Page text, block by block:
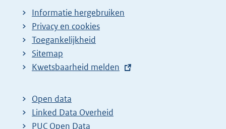
Informatie hergebruiken
Privacy en cookies
Toegankelijkheid
Sitemap
E
t
e
r
Kwetsbaarheid melden
Open data
Linked Data Overheid
PUC Open Data